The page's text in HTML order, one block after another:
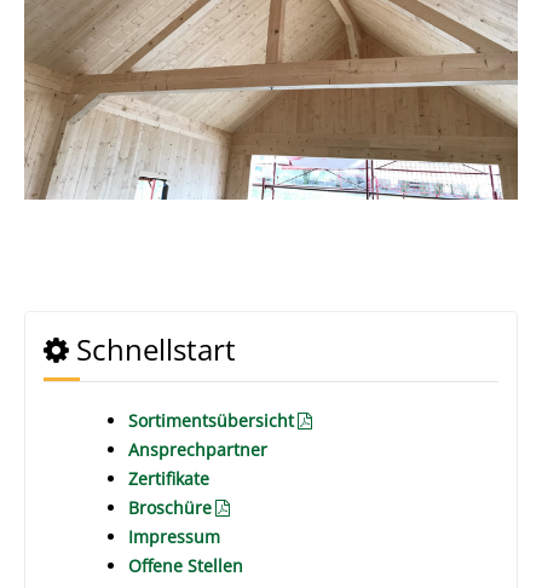
Schnellstart
Sortimentsübersicht
Ansprechpartner
Zertifikate
Broschüre
Impressum
Offene Stellen